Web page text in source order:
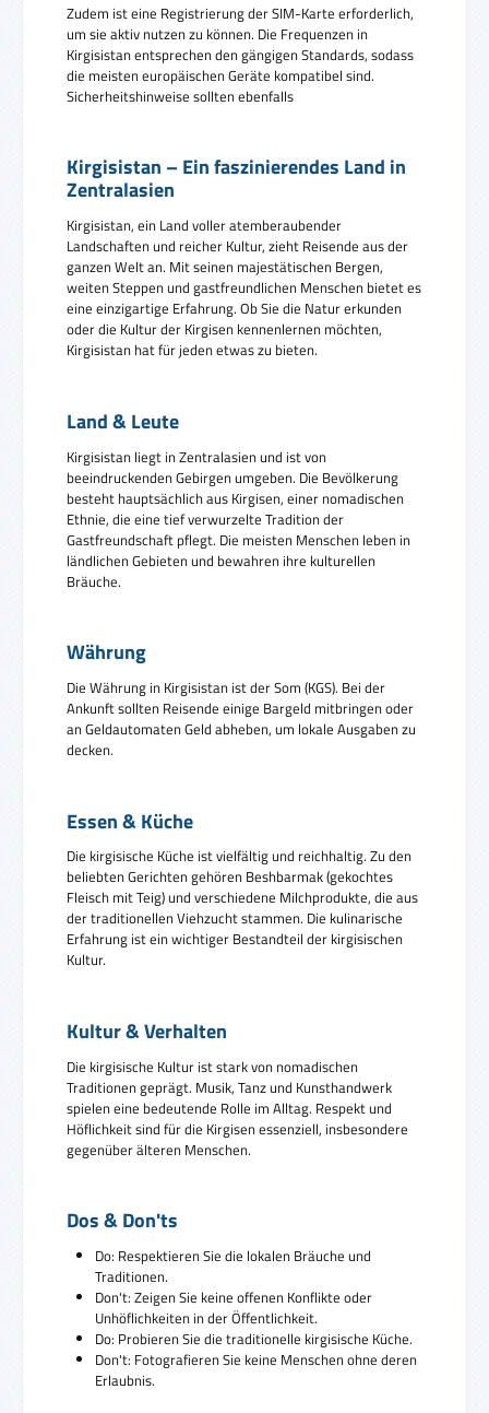
Zudem ist eine Registrierung der SIM-Karte erforderlich,
um sie aktiv nutzen zu können. Die Frequenzen in
Kirgisistan entsprechen den gängigen Standards, sodass
die meisten europäischen Geräte kompatibel sind.
Sicherheitshinweise sollten ebenfalls
Kirgisistan – Ein faszinierendes Land in
Zentralasien
Kirgisistan, ein Land voller atemberaubender
Landschaften und reicher Kultur, zieht Reisende aus der
ganzen Welt an. Mit seinen majestätischen Bergen,
weiten Steppen und gastfreundlichen Menschen bietet es
eine einzigartige Erfahrung. Ob Sie die Natur erkunden
oder die Kultur der Kirgisen kennenlernen möchten,
Kirgisistan hat für jeden etwas zu bieten.
Land & Leute
Kirgisistan liegt in Zentralasien und ist von
beeindruckenden Gebirgen umgeben. Die Bevölkerung
besteht hauptsächlich aus Kirgisen, einer nomadischen
Ethnie, die eine tief verwurzelte Tradition der
Gastfreundschaft pflegt. Die meisten Menschen leben in
ländlichen Gebieten und bewahren ihre kulturellen
Bräuche.
Währung
Die Währung in Kirgisistan ist der Som (KGS). Bei der
Ankunft sollten Reisende einige Bargeld mitbringen oder
an Geldautomaten Geld abheben, um lokale Ausgaben zu
decken.
Essen & Küche
Die kirgisische Küche ist vielfältig und reichhaltig. Zu den
beliebten Gerichten gehören Beshbarmak (gekochtes
Fleisch mit Teig) und verschiedene Milchprodukte, die aus
der traditionellen Viehzucht stammen. Die kulinarische
Erfahrung ist ein wichtiger Bestandteil der kirgisischen
Kultur.
Kultur & Verhalten
Die kirgisische Kultur ist stark von nomadischen
Traditionen geprägt. Musik, Tanz und Kunsthandwerk
spielen eine bedeutende Rolle im Alltag. Respekt und
Höflichkeit sind für die Kirgisen essenziell, insbesondere
gegenüber älteren Menschen.
Dos & Don'ts
Do: Respektieren Sie die lokalen Bräuche und
Traditionen.
Don't: Zeigen Sie keine offenen Konflikte oder
Unhöflichkeiten in der Öffentlichkeit.
Do: Probieren Sie die traditionelle kirgisische Küche.
Don't: Fotografieren Sie keine Menschen ohne deren
Erlaubnis.